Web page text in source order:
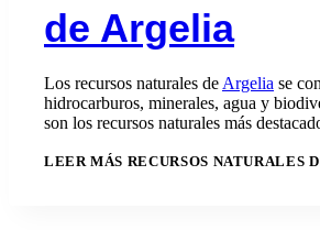
de Argelia
Los recursos naturales de Argelia se
hidrocarburos, minerales, agua y
son los recursos naturales más
LEER MÁS RECURSOS NATURALES